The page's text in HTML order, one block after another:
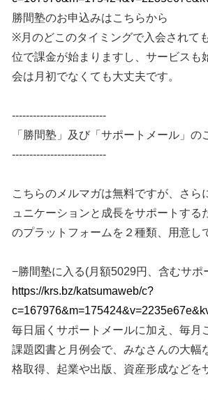
勝間塾のお申込みはこちらから
※月のどこのタイミングで入会されて
位で課金が始まりますし、サービスも
会は月初でなくても大丈夫です。
---------------------------
「勝間塾」及び「サポートメール」の
---------------------------
こちらのメルマガは無料ですが、さら
ュニケーションと成長をサポートする
のプラットフォームを２種類、用意し
−勝間塾に入る(月額5029円、含むサポ
https://krs.bz/katsumaweb/c?
毎日届くサポートメールに加え、毎月
課題図書と月例会で、みなさんの大幅
格取得、起業や出版、資産形成などを